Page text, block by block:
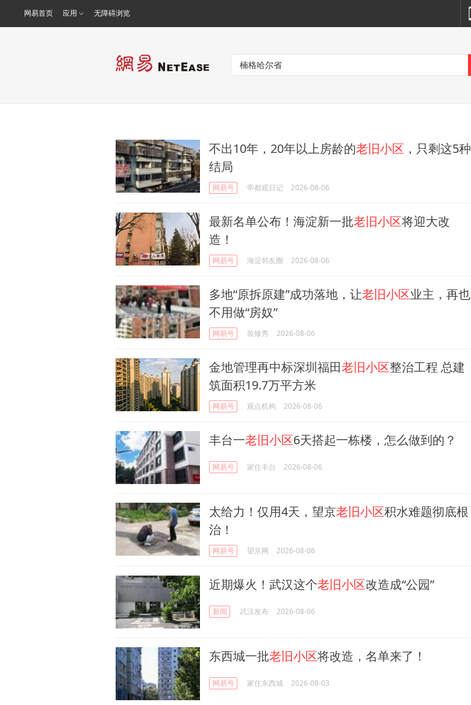
网易首页 应用 无障碍浏览
不出10年，20年以上房龄的老旧小区 ，只剩这5种
结局
网易号 帝都观日记 2026-08-06
最新名单公布！海淀新一批老旧小区将迎大改
造！
网易号 海淀邻友圈 2026-08-06
多地“原拆原建”成功落地，让老旧小区业主，再也
不用做“房奴”
网易号 装修秀 2026-08-06
金地管理再中标深圳福田老旧小区整治工程 总建
筑面积19.7万平方米
网易号 观点机构 2026-08-06
丰台一老旧小区6天搭起一栋楼，怎么做到的？
网易号 家住丰台 2026-08-06
太给力！仅用4天，望京老旧小区积水难题彻底根
治！
网易号 望京网 2026-08-06
近期爆火！武汉这个老旧小区改造成“公园”
新闻 武汉发布 2026-08-06
东西城一批老旧小区将改造，名单来了！
网易号 家住东西城 2026-08-03